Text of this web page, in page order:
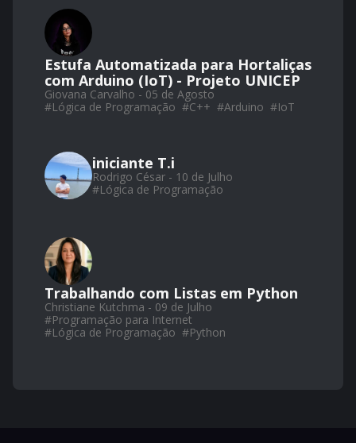
Estufa Automatizada para Hortaliças
com Arduino (IoT) - Projeto UNICEP
Giovana Carvalho - 05 de Agosto
#Lógica de Programação #C++ #Arduino #IoT
iniciante T.i
Rodrigo César - 10 de Julho
#Lógica de Programação
Trabalhando com Listas em Python
Christiane Kutchma - 09 de Julho
#Programação para Internet
#Lógica de Programação #Python